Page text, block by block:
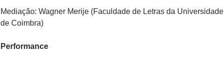
Mediação: Wagner Merije (Faculdade de Letras da Universidade
de Coimbra)
Performance